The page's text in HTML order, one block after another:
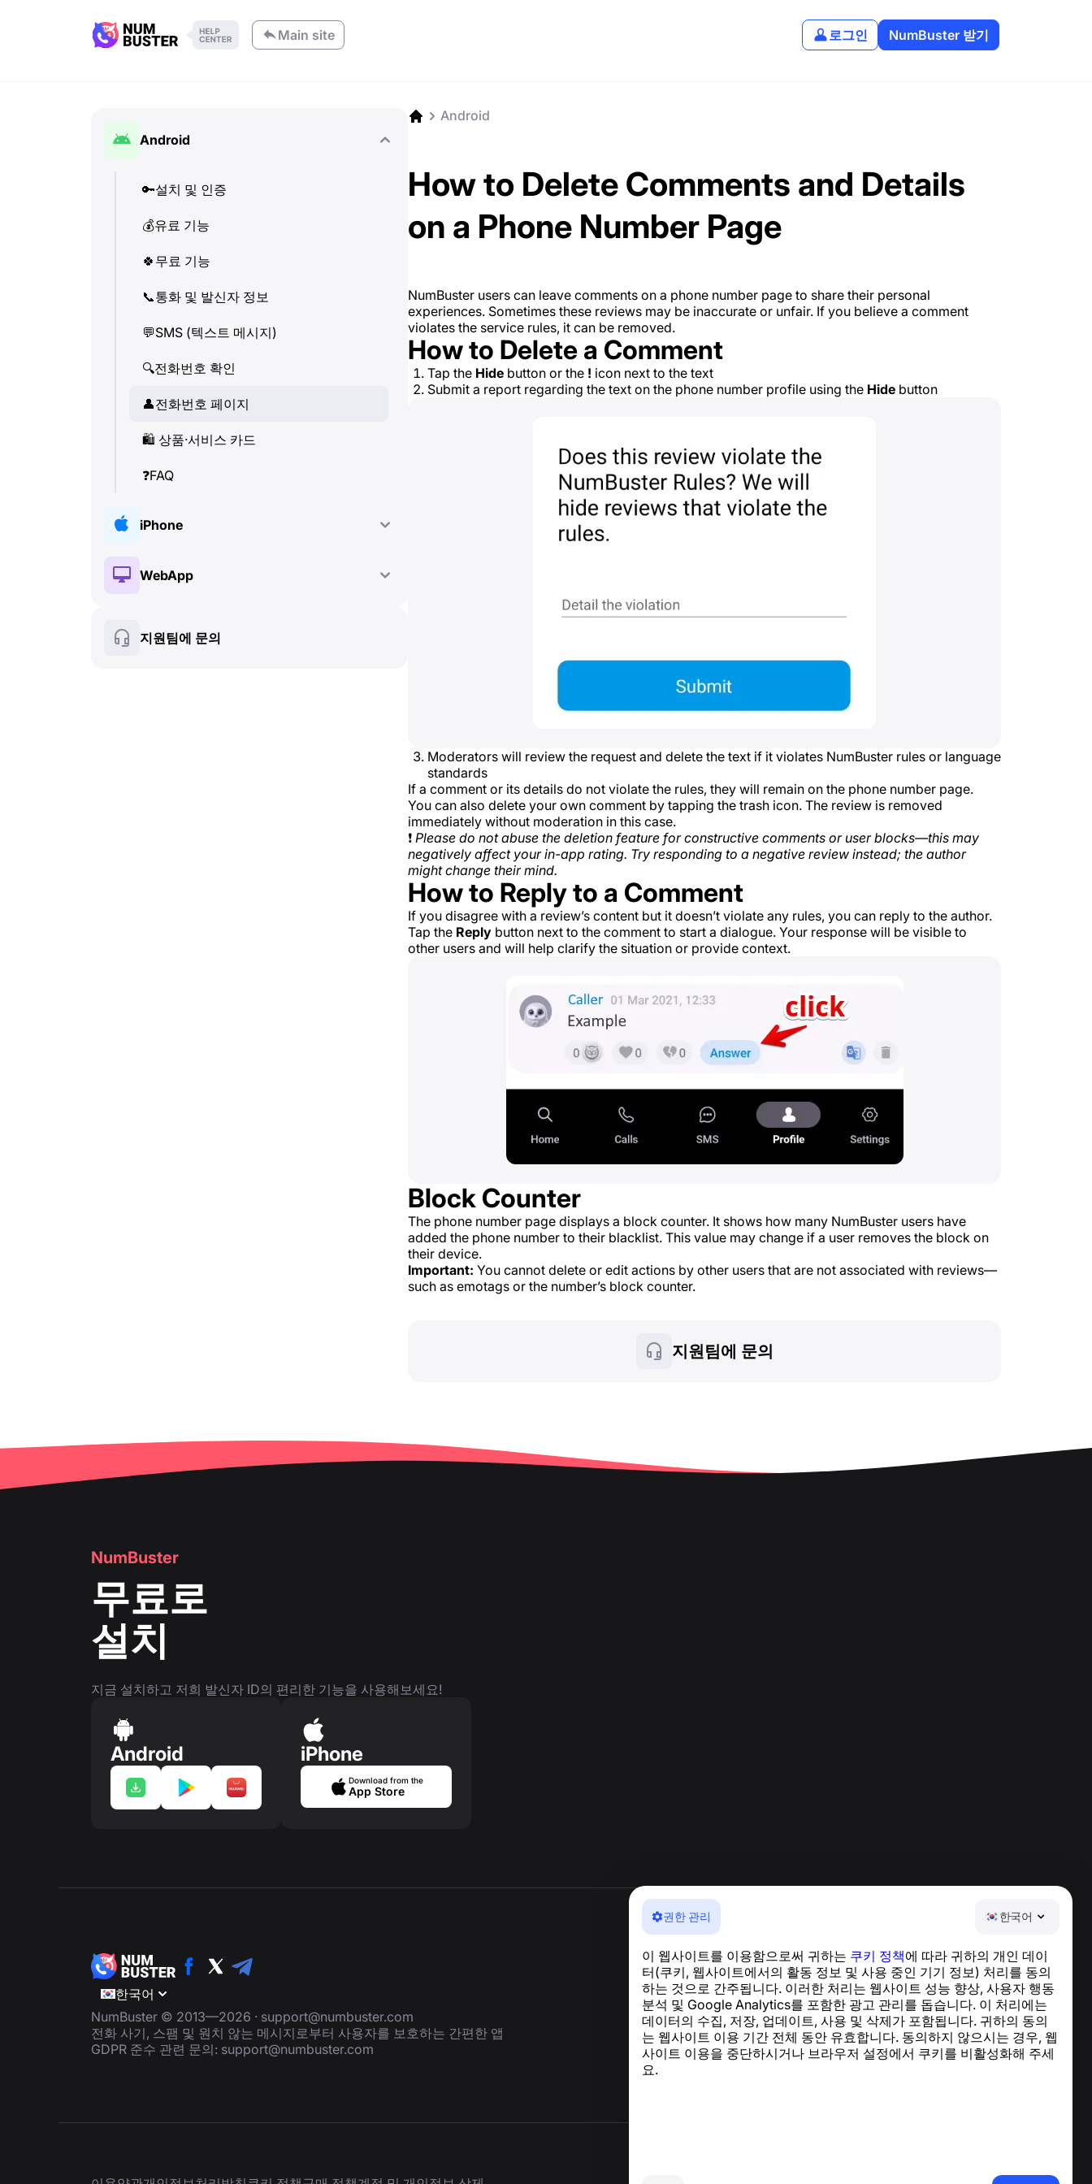
Main site 로그인 NumBuster 받기
권한 관리 한국어
이 웹사이트를 이용함으로써 귀하는 쿠키 정책에 따라 귀하의 개인 데이
터(쿠키, 웹사이트에서의 활동 정보 및 사용 중인 기기 정보) 처리를 동의
하는 것으로 간주됩니다. 이러한 처리는 웹사이트 성능 향상, 사용자 행동
분석 및 Google Analytics를 포함한 광고 관리를 돕습니다. 이 처리에는
데이터의 수집, 저장, 업데이트, 사용 및 삭제가 포함됩니다. 귀하의 동의
는 웹사이트 이용 기간 전체 동안 유효합니다. 동의하지 않으시는 경우, 웹
사이트 이용을 중단하시거나 브라우저 설정에서 쿠키를 비활성화해 주세
요.
Android
🔑설치 및 인증
💰유료 기능
🍀 무료 기능
📞통화 및 발신자 정보
💬SMS (텍스트 메시지)
🔍전화번호 확인
👤전화번호 페이지
🛍 ️ 상품·서비스 카드
❓FAQ
iPhone
🔑 설치 및 인증
🍀무료 기능
WebApp
지원팀에 문의
Android
How to Delete Comments and Details
on a Phone Number Page
NumBuster users can leave comments on a phone number page to share their personal
experiences. Sometimes these reviews may be inaccurate or unfair. If you believe a comment
violates the service rules, it can be removed.
How to Delete a Comment
Tap the Hide button or the ! icon next to the text
Submit a report regarding the text on the phone number profile using the Hide button
Moderators will review the request and delete the text if it violates NumBuster rules or language
standards
If a comment or its details do not violate the rules, they will remain on the phone number page.
You can also delete your own comment by tapping the trash icon. The review is removed
immediately without moderation in this case.
❗ Please do not abuse the deletion feature for constructive comments or user blocks—this may
negatively affect your in-app rating. Try responding to a negative review instead; the author
might change their mind.
How to Reply to a Comment
If you disagree with a review’s content but it doesn’t violate any rules, you can reply to the author.
Tap the Reply button next to the comment to start a dialogue. Your response will be visible to
other users and will help clarify the situation or provide context.
Block Counter
The phone number page displays a block counter. It shows how many NumBuster users have
added the phone number to their blacklist. This value may change if a user removes the block on
their device.
Important: You cannot delete or edit actions by other users that are not associated with reviews—
such as emotags or the number’s block counter.
지원팀에 문의
NumBuster
무료로
설치
지금 설치하고 저희 발신자 ID의 편리한 기능을 사용해보세요!
Android iPhone
Download from the
App Store
한국어
NumBuster © 2013—2026 · support@numbuster.com
전화 사기, 스팸 및 원치 않는 메시지로부터 사용자를 보호하는 간편한 앱
GDPR 준수 관련 문의: support@numbuster.com
도움말 센터
뉴스 및 기사
프로젝트 소개
연락처